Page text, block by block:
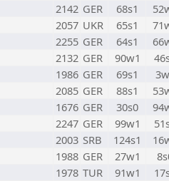
2142 GER 68s1
2057 UKR 65s1
2255 GER 64s1
2132 GER 90w1
1986 GER 69s1
2085 GER 88s1
1676 GER 30s0
2247 GER 99w1
2003 SRB 124s1
1988 GER 27w1
1978 TUR 91w1